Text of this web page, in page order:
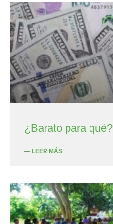
¿Barato para qué?
— LEER MÁS